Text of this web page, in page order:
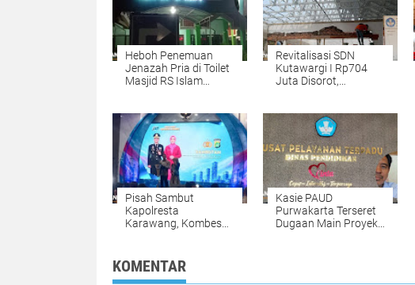
Heboh Penemuan
Jenazah Pria di Toilet
Masjid RS Islam
Revitalisasi SDN
Kutawargi I Rp704
Juta Disorot,
Lokasi Proyek Dinilai
Minim
Pisah Sambut
Kapolresta
Karawang, Kombes
Perkuat Sinergitas
Kasie PAUD
Purwakarta Terseret
Dugaan Main Proyek,
KOMENTAR